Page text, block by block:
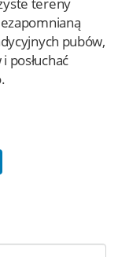
pubów,
posłuchać